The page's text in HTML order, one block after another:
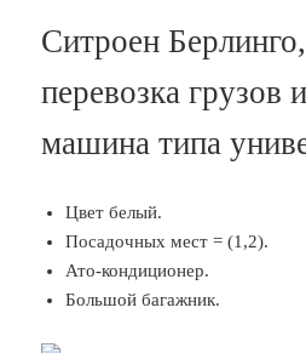
Ситроен
перевозка грузов
машина типа
Цвет белый.
Посадочных мест = (1,2).
Ато-кондиционер.
Большой багажник.